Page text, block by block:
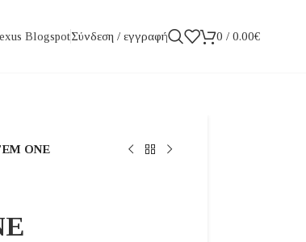
BlogspotΣύνδεση / εγγραφή 0 / 0.00€
ONE